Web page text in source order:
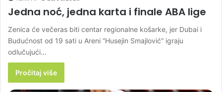
Jedna noć, jedna karta i finale ABA lige
Zenica će večeras biti centar regionalne košarke, jer Dubai i
Budućnost od 19 sati u Areni “Husejin Smajlović” igraju
odlučujući…
Pročitaj više